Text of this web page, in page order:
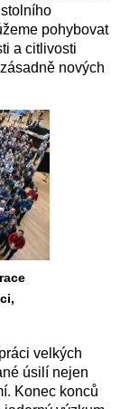
pohybovat
a citlivosti
nových
velkých
úsilí nejen
Konec konců